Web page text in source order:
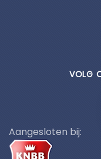
VOLG
Aangesloten bij: